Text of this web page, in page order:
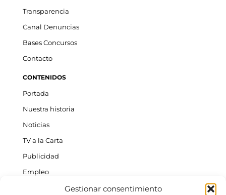
Gestionar consentimiento
Transparencia
Canal Denuncias
Bases Concursos
Contacto
CONTENIDOS
Portada
Nuestra historia
Noticias
TV a la Carta
Publicidad
Empleo
ACTUALIDAD INSULAR